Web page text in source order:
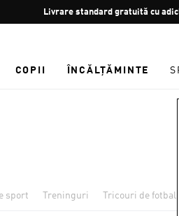
Oprește
rotația
Retur gratuit
COPII ÎNCĂLȚĂMINTE
sport Treninguri Tricouri de fotbal